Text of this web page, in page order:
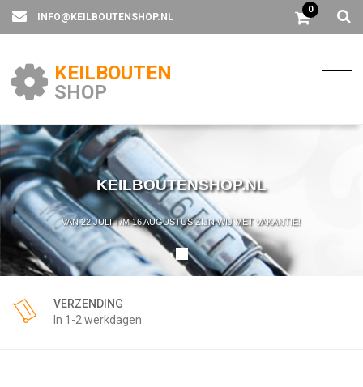
INFO@KEILBOUTENSHOP.NL
0
KEILBOUTEN
SHOP
KEILBOUTENSHOP.NL
VAN 22 JULI T/M 16 AUGUSTUS ZIJN WIJ MET VAKANTIE!
VERZENDING
In 1-2 werkdagen